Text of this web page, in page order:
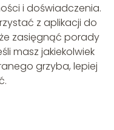
i doświadczenia.
z aplikacji do
zasięgnąć porady
masz jakiekolwiek
grzyba, lepiej